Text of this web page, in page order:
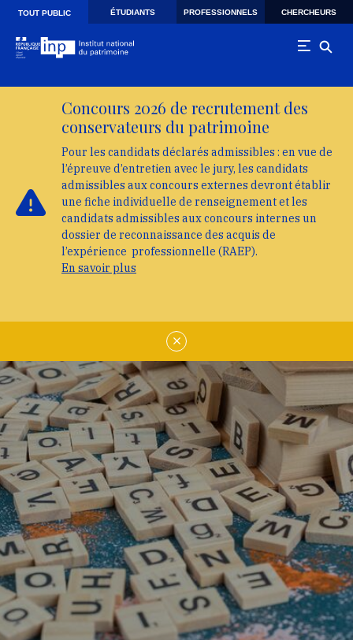
Skip to main navigation
Aller au contenu principal
TOUT PUBLIC ÉTUDIANTS PROFESSIONNELS CHERCHEURS
Concours 2026 de recrutement des
conservateurs du patrimoine
Pour les candidats déclarés admissibles : en vue de
l’épreuve d’entretien avec le jury, les candidats
admissibles aux concours externes devront établir
une fiche individuelle de renseignement et les
candidats admissibles aux concours internes un
dossier de reconnaissance des acquis de
l’expérience professionnelle (RAEP).
En savoir plus